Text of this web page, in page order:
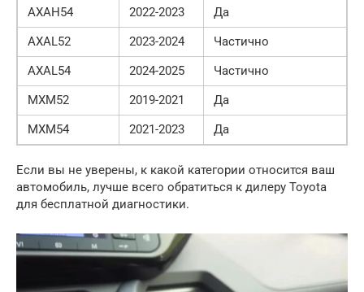
AXAH54
2022-2023
Да
AXAL52
2023-2024
Частично
AXAL54
2024-2025
Частично
MXM52
2019-2021
Да
MXM54
2021-2023 Да
Если вы не уверены, к какой категории относится ваш
автомобиль, лучше всего обратиться к дилеру Toyota
для бесплатной диагностики.